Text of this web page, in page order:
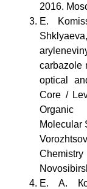
2016.
E.
carbazole
optical
Core /
Organic
Molecular
Е. А.